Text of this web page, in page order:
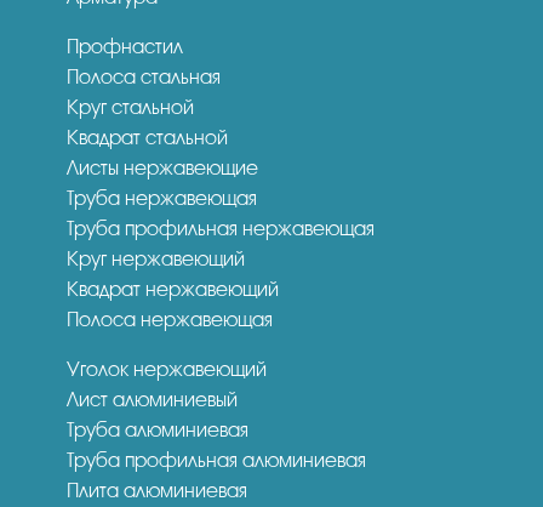
Профнастил
Полоса стальная
Круг стальной
Квадрат стальной
Листы нержавеющие
Труба нержавеющая
Труба профильная нержавеющая
Круг нержавеющий
Квадрат нержавеющий
Полоса нержавеющая
Уголок нержавеющий
Лист алюминиевый
Труба алюминиевая
Труба профильная алюминиевая
Плита алюминиевая